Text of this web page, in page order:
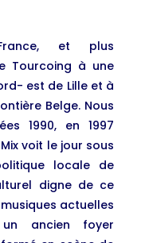
et plus
Tourcoing à une
est de Lille et à
Belge. Nous
1990, en 1997
voit le jour sous
locale de
digne de ce
actuelles
ancien foyer